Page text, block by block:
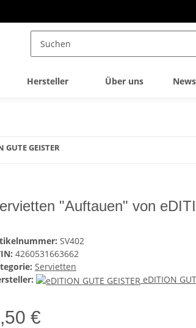
Hersteller Über uns News
GEISTER
"Auftauen" von
SV402
4260531663662
Servietten
eDITION
€